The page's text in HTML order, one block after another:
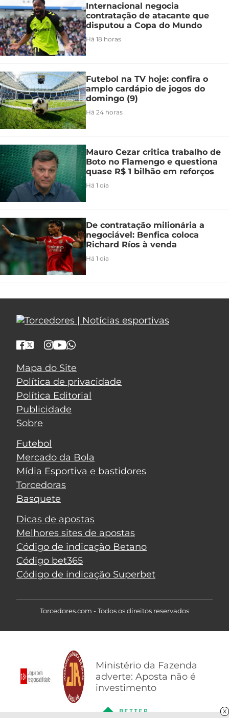
X
Internacional negocia
contratação de atacante que
disputou a Copa do Mundo
Há 18 horas
Futebol na TV hoje: confira o
amplo cardápio de jogos do
domingo (9)
Há 24 horas
Mauro Cezar critica trabalho de
Boto no Flamengo e questiona
quase R$ 1 bilhão em reforços
Há 1 dia
De contratação milionária a
negociável: Benfica coloca
Richard Ríos à venda
Há 1 dia
Mapa do Site
Política de privacidade
Política Editorial
Publicidade
Sobre
Futebol
Mercado da Bola
Mídia Esportiva e bastidores
Torcedoras
Basquete
Dicas de apostas
Melhores sites de apostas
Código de indicação Betano
Código bet365
Código de indicação Superbet
Torcedores.com - Todos os direitos reservados
Ministério da Fazenda
adverte: Aposta não é
investimento